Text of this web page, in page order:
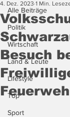
Alle Beiträge
Politik
Wirtschaft
Land & Leute
Lifestyle
Top
Sport
Besuch
4. Dez. 2023 1 Min.